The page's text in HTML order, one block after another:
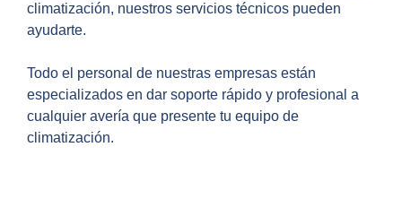
climatización, nuestros servicios técnicos pueden
ayudarte.
Todo el personal de nuestras empresas están
especializados en dar soporte rápido y profesional a
cualquier avería que presente tu equipo de
climatización.